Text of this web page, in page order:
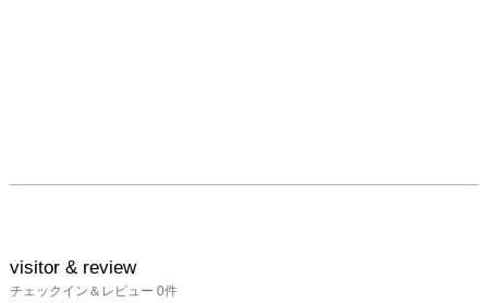
忘れ去られたような場
所で、日々土と向きあっ
visitor & review
チェックイン＆レビュー 0件